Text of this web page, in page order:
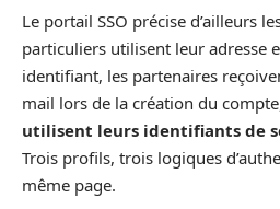
Le portail SSO précise d’ailleurs
particuliers utilisent leur adresse
identifiant, les partenaires
mail lors de la création du
utilisent leurs identifiants de
Trois profils, trois logiques
même page.